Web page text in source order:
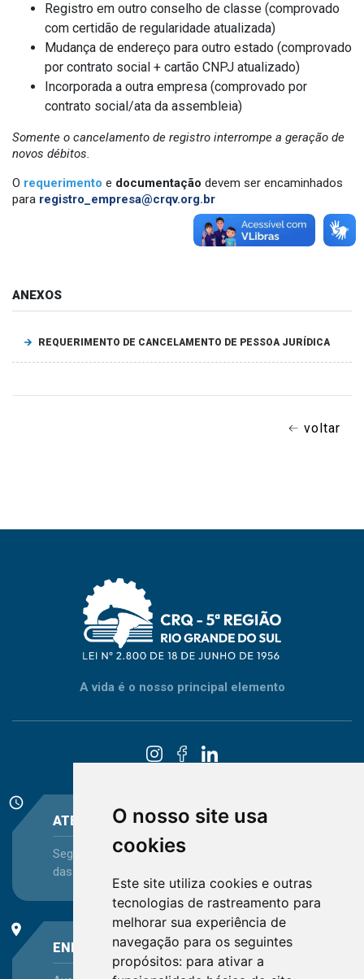
O nosso site usa
cookies
Este site utiliza cookies e outras
tecnologias de rastreamento para
melhorar sua experiência de
navegação para os seguintes
propósitos: para ativar a
Registro em outro conselho de classe (comprovado
com certidão de regularidade atualizada)
Mudança de endereço para outro estado (comprovado
por contrato social + cartão CNPJ atualizado)
Incorporada a outra empresa (comprovado por
contrato social/ata da assembleia)
Somente o cancelamento de registro interrompe a geração de
novos débitos.
O requerimento e documentação devem ser encaminhados
para registro_empresa@crqv.org.br
ANEXOS
REQUERIMENTO DE CANCELAMENTO DE PESSOA JURÍDICA
voltar
A vida é o nosso principal elemento
schedule
ATENDIMENTO
Segunda-feira a Sexta-feira - das 08:30 às 12:15 e
das 13:30 às 16:45
place
ENDEREÇO